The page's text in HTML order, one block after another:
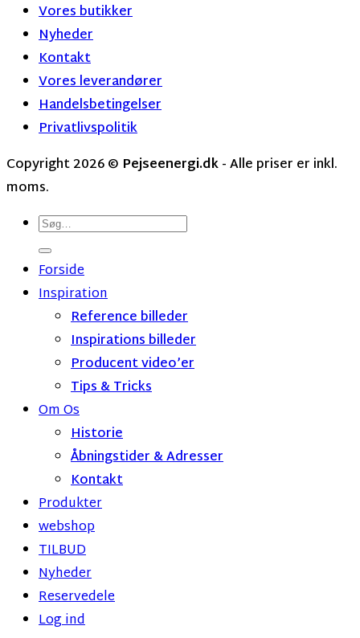
Vores butikker
Nyheder
Kontakt
Vores leverandører
Handelsbetingelser
Privatlivspolitik
Copyright 2026 © Pejseenergi.dk- Alle priser er inkl.
moms.
Søg
efter:
Forside
Inspiration
Reference billeder
Inspirations billeder
Producent video’er
Tips & Tricks
Om Os
Historie
Åbningstider & Adresser
Kontakt
Produkter
webshop
TILBUD
Nyheder
Reservedele
Log ind